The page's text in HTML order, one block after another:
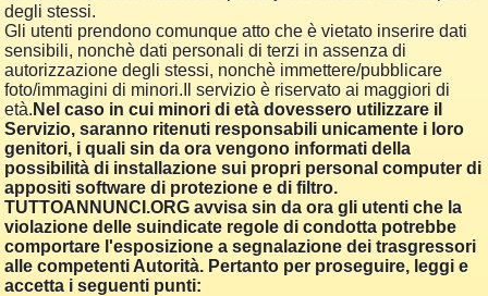
degli stessi.
Gli utenti prendono comunque atto che è vietato inserire dati
sensibili, nonchè dati personali di terzi in assenza di
autorizzazione degli stessi, nonchè immettere/pubblicare
foto/immagini di minori.Il servizio è riservato ai maggiori di
età. Nel caso in cui minori di età dovessero utilizzare il
Servizio, saranno ritenuti responsabili unicamente i loro
genitori, i quali sin da ora vengono informati della
possibilità di installazione sui propri personal computer di
appositi software di protezione e di filtro.
TUTTOANNUNCI.ORG avvisa sin da ora gli utenti che la
violazione delle suindicate regole di condotta potrebbe
comportare l'esposizione a segnalazione dei trasgressori
alle competenti Autorità. Pertanto per proseguire, leggi e
accetta i seguenti punti: